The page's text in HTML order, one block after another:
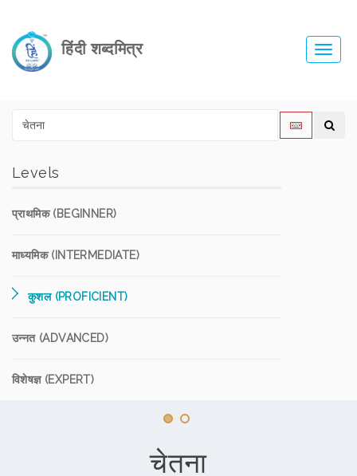
हिंदी शब्दमित्र
Levels
प्राथमिक (BEGINNER)
माध्यमिक (INTERMEDIATE)
कुशल (PROFICIENT)
उन्नत (ADVANCED)
विशेषज्ञ (EXPERT)
चेतना